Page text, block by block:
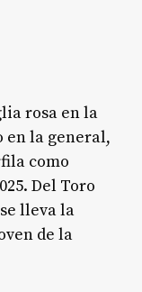
rosa en la
en la general,
como
Del Toro
lleva la
de la